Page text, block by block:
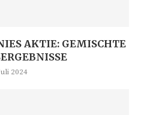
AKTIE: GEMISCHTE
2024